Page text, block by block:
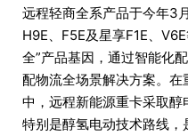
远程轻商全系产品于今年3
H9E、F5E及星享F1E、
全”产品基因，通过智能化
配物流全场景解决方案。
中，远程新能源重卡采取醇
特别是醇氢电动技术路线